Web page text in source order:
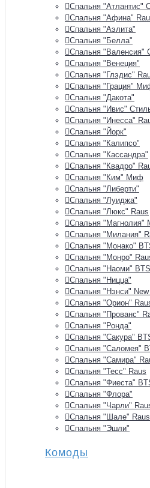
Спальня "Атлантис"
Спальня "Афина"
Спальня "Аэлита"
Спальня "Белла"
Спальня "Валенсия"
Спальня "Венеция"
Спальня "Глэдис"
Спальня "Грация"
Спальня "Дакота"
Спальня "Ивис"
Спальня "Инесса"
Спальня "Йорк"
Спальня "Калипсо"
Спальня "Кассандра"
Спальня "Квадро"
Спальня "Ким" Миф
Спальня "Либерти"
Спальня "Луиджа"
Спальня "Люкс" Raus
Спальня "Магнолия"
Спальня "Милания"
Спальня "Монако"
Спальня "Монро"
Спальня "Наоми" BTS
Спальня "Ницца"
Спальня "Нэнси"
Спальня "Орион"
Спальня "Прованс"
Спальня "Ронда"
Спальня "Сакура"
Спальня "Саломея"
Спальня "Самира"
Спальня "Тесс" Raus
Спальня "Фиеста"
Спальня "Флора"
Спальня "Чарли"
Спальня "Шале" Raus
Спальня "Эшли"
Комоды